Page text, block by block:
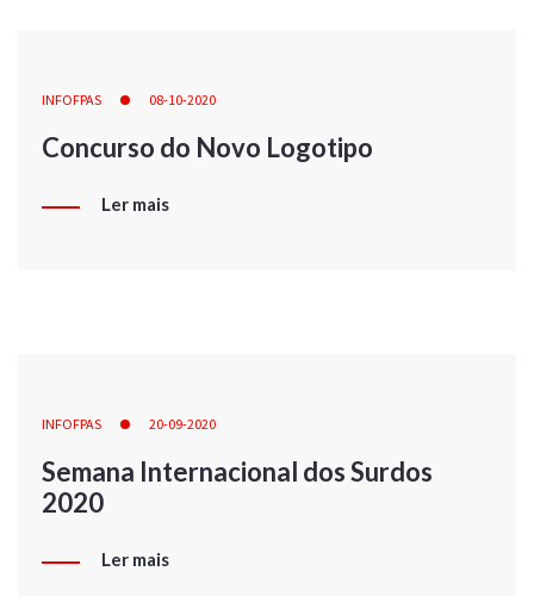
INFOFPAS 08-10-2020
Concurso do Novo Logotipo
Ler mais
INFOFPAS 20-09-2020
Semana Internacional dos Surdos
2020
Ler mais